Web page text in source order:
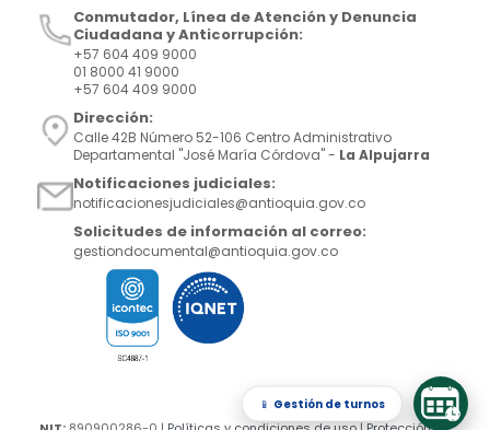
📱 Gestión de turnos
Conmutador, Línea de Atención y Denuncia
Ciudadana y Anticorrupción:
+57 604 409 9000
01 8000 41 9000
+57 604 409 9000
Dirección:
Calle 42B Número 52-106 Centro Administrativo
Departamental "José María Córdova" - La Alpujarra
Notificaciones judiciales:
notificacionesjudiciales@antioquia.gov.co
Solicitudes de información al correo:
gestiondocumental@antioquia.gov.co